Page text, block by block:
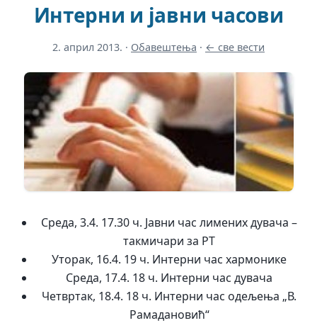
Интерни и јавни часови
2. април 2013. · Обавештења · ← све вести
Среда, 3.4. 17.30 ч. Јавни час лимених дувача –
такмичари за РТ
Уторак, 16.4. 19 ч. Интерни час хармонике
Среда, 17.4. 18 ч. Интерни час дувача
Четвртак, 18.4. 18 ч. Интерни час одељења „В.
Рамадановић“